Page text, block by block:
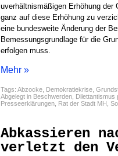
uverhältnismäßigen Erhöhung der
ganz auf diese Erhöhung zu
eine bundesweite Änderung der
Bemessungsgrundlage für die
erfolgen muss.
Mehr »
Tags: Abzocke Demokratiekrise
Abgelegt in Beschwerden Dilettantismus
Presseerklärungen Rat der Stadt MH
Abkassieren
verletzt den